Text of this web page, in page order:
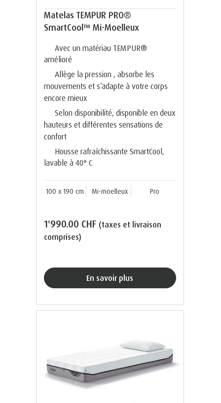
Matelas TEMPUR PRO®
SmartCool™ Mi-Moelleux
Avec un matériau TEMPUR®
amélioré
Allège la pression , absorbe les
mouvements et s‘adapte à votre corps
encore mieux
Selon disponibilité, disponible en deux
hauteurs et différentes sensations de
confort
Housse rafraîchissante SmartCool,
lavable à 40° C
100 x 190 cm Mi-moelleux Pro
1'990.00 CHF (taxes et livraison
comprises)
En savoir plus